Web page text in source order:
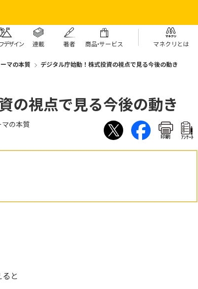
デザイン 連載 著者 商品・サービス マネクリとは
マの本質 デジタル庁始動！株式投資の視点で見る今後の動き
の視点で見る今後の動き
の本質
印刷 ｱﾝｹｰﾄ
と